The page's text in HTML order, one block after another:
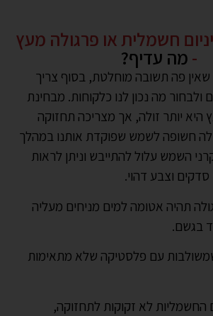
חשמלית או פרגולה מעץ
- מה עדיף?
פה תשובה מוחלטת, בסוף צריך
מה נכון לנו כלקוחות. מבחינת
היא יותר זולה, אך מצריכה תחזוקה
חשופה לשמש שפוקדת אותנו במהלך
השמש עלול להתייבש וניתן לראות
וצבע דהוי.
תהיה אטומה למים מניחים מעליה
בגשם.
שמשולבות עם פלסטיקה שלא מתאימות
החשמליות לא זקוקות לתחזוקה,